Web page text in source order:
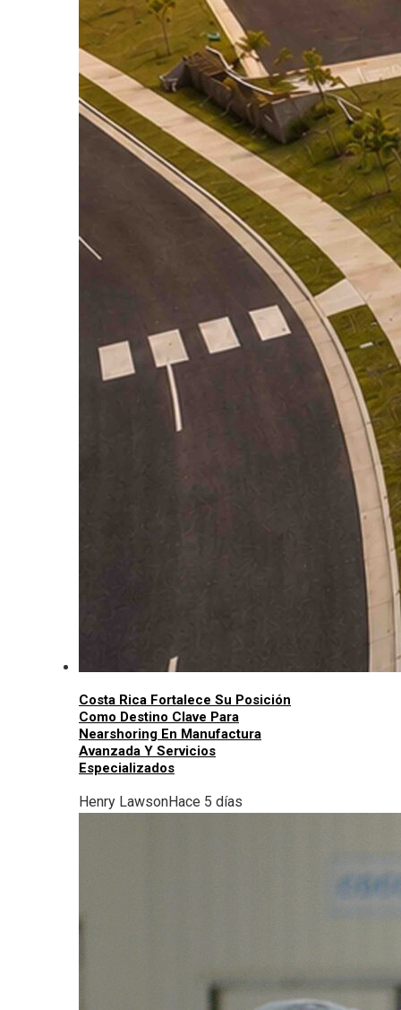
Costa Rica Fortalece Su Posición
Como Destino Clave Para
Nearshoring En Manufactura
Avanzada Y Servicios
Especializados
Henry LawsonHace 5 días